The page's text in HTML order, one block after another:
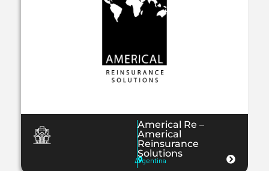
Americal Re –
Americal
Reinsurance
Solutions
Argentina